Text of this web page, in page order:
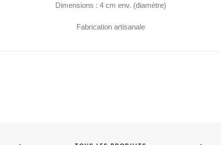
Dimensions : 4 cm env. (diamètre)
Fabrication artisanale